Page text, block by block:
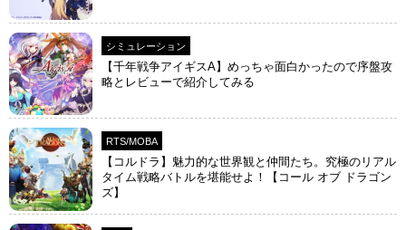
シミュレーション
【千年戦争アイギスA】めっちゃ面白かったので序盤攻
略とレビューで紹介してみる
RTS/MOBA
【コルドラ】魅力的な世界観と仲間たち。究極のリアル
タイム戦略バトルを堪能せよ！【コール オブ ドラゴン
ズ】